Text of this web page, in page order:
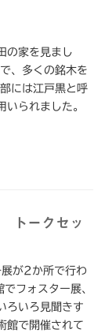
の家を見まし
、多くの銘木を
には江戸黒と呼
いられました。
トークセッ
展が2か所で行わ
フォスター展、
ろいろ見聞きす
館で開催されて